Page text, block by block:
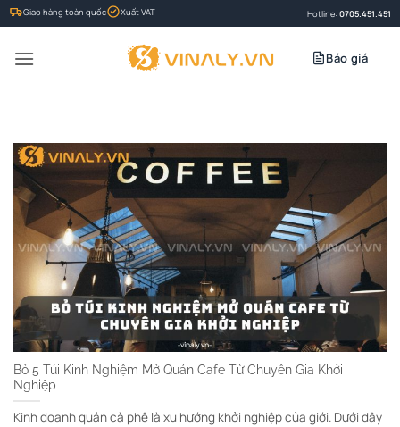
Bỏ
qua
nội
Giao hàng toàn quốc Xuất VAT Hotline: 0705.451.451
Báo giá
Bỏ 5 Túi Kinh Nghiệm Mở Quán Cafe Từ Chuyên Gia Khởi
Nghiệp
Kinh doanh quán cà phê là xu hướng khởi nghiệp của giới. Dưới đây